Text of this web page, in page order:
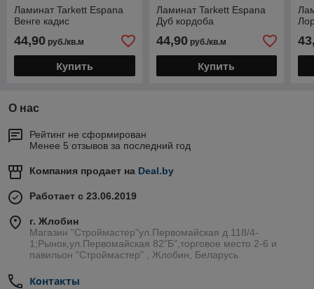
Ламинат Tarkett Espana
Венге кадис
44,90 руб./кв.м
Купить
Ламинат Tarkett Espana
Дуб кордоба
44,90руб./кв.м
Купить
О нас
Рейтинг не сформирован
Менее 5 отзывов за последний год
Компания продает на Deal.by
Работает с 23.06.2019
г. Жлобин
Магазин "Строймастер"ул.Первомайская д.118/4-
1;Рынок,ул.Первомайская 82"Б",торговое место 2-6 и
павильон "Строймастер" , Жлобин, Беларусь
Контакты